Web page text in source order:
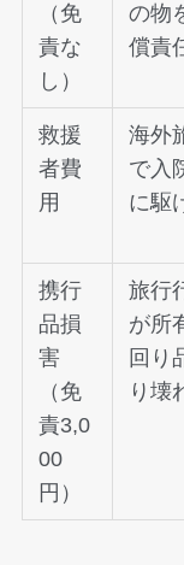
（免
責な
し）
の物
償責
救援
者費
用
海外
で入
に駆
携行
品損
害
（免
責3,0
00
円）
旅行
が所
回り
り壊